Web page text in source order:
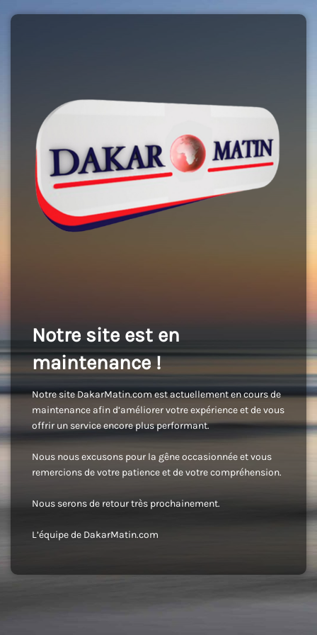
Notre site est en
maintenance !
Notre site DakarMatin.com est actuellement en cours de
maintenance afin d’améliorer votre expérience et de vous
offrir un service encore plus performant.
Nous nous excusons pour la gêne occasionnée et vous
remercions de votre patience et de votre compréhension.
Nous serons de retour très prochainement.
L’équipe de DakarMatin.com